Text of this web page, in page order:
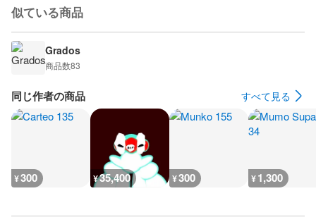
似ている商品
Grados
商品数83
同じ作者の商品 すべて見る
¥300 ¥35,400 ¥300 ¥1,300